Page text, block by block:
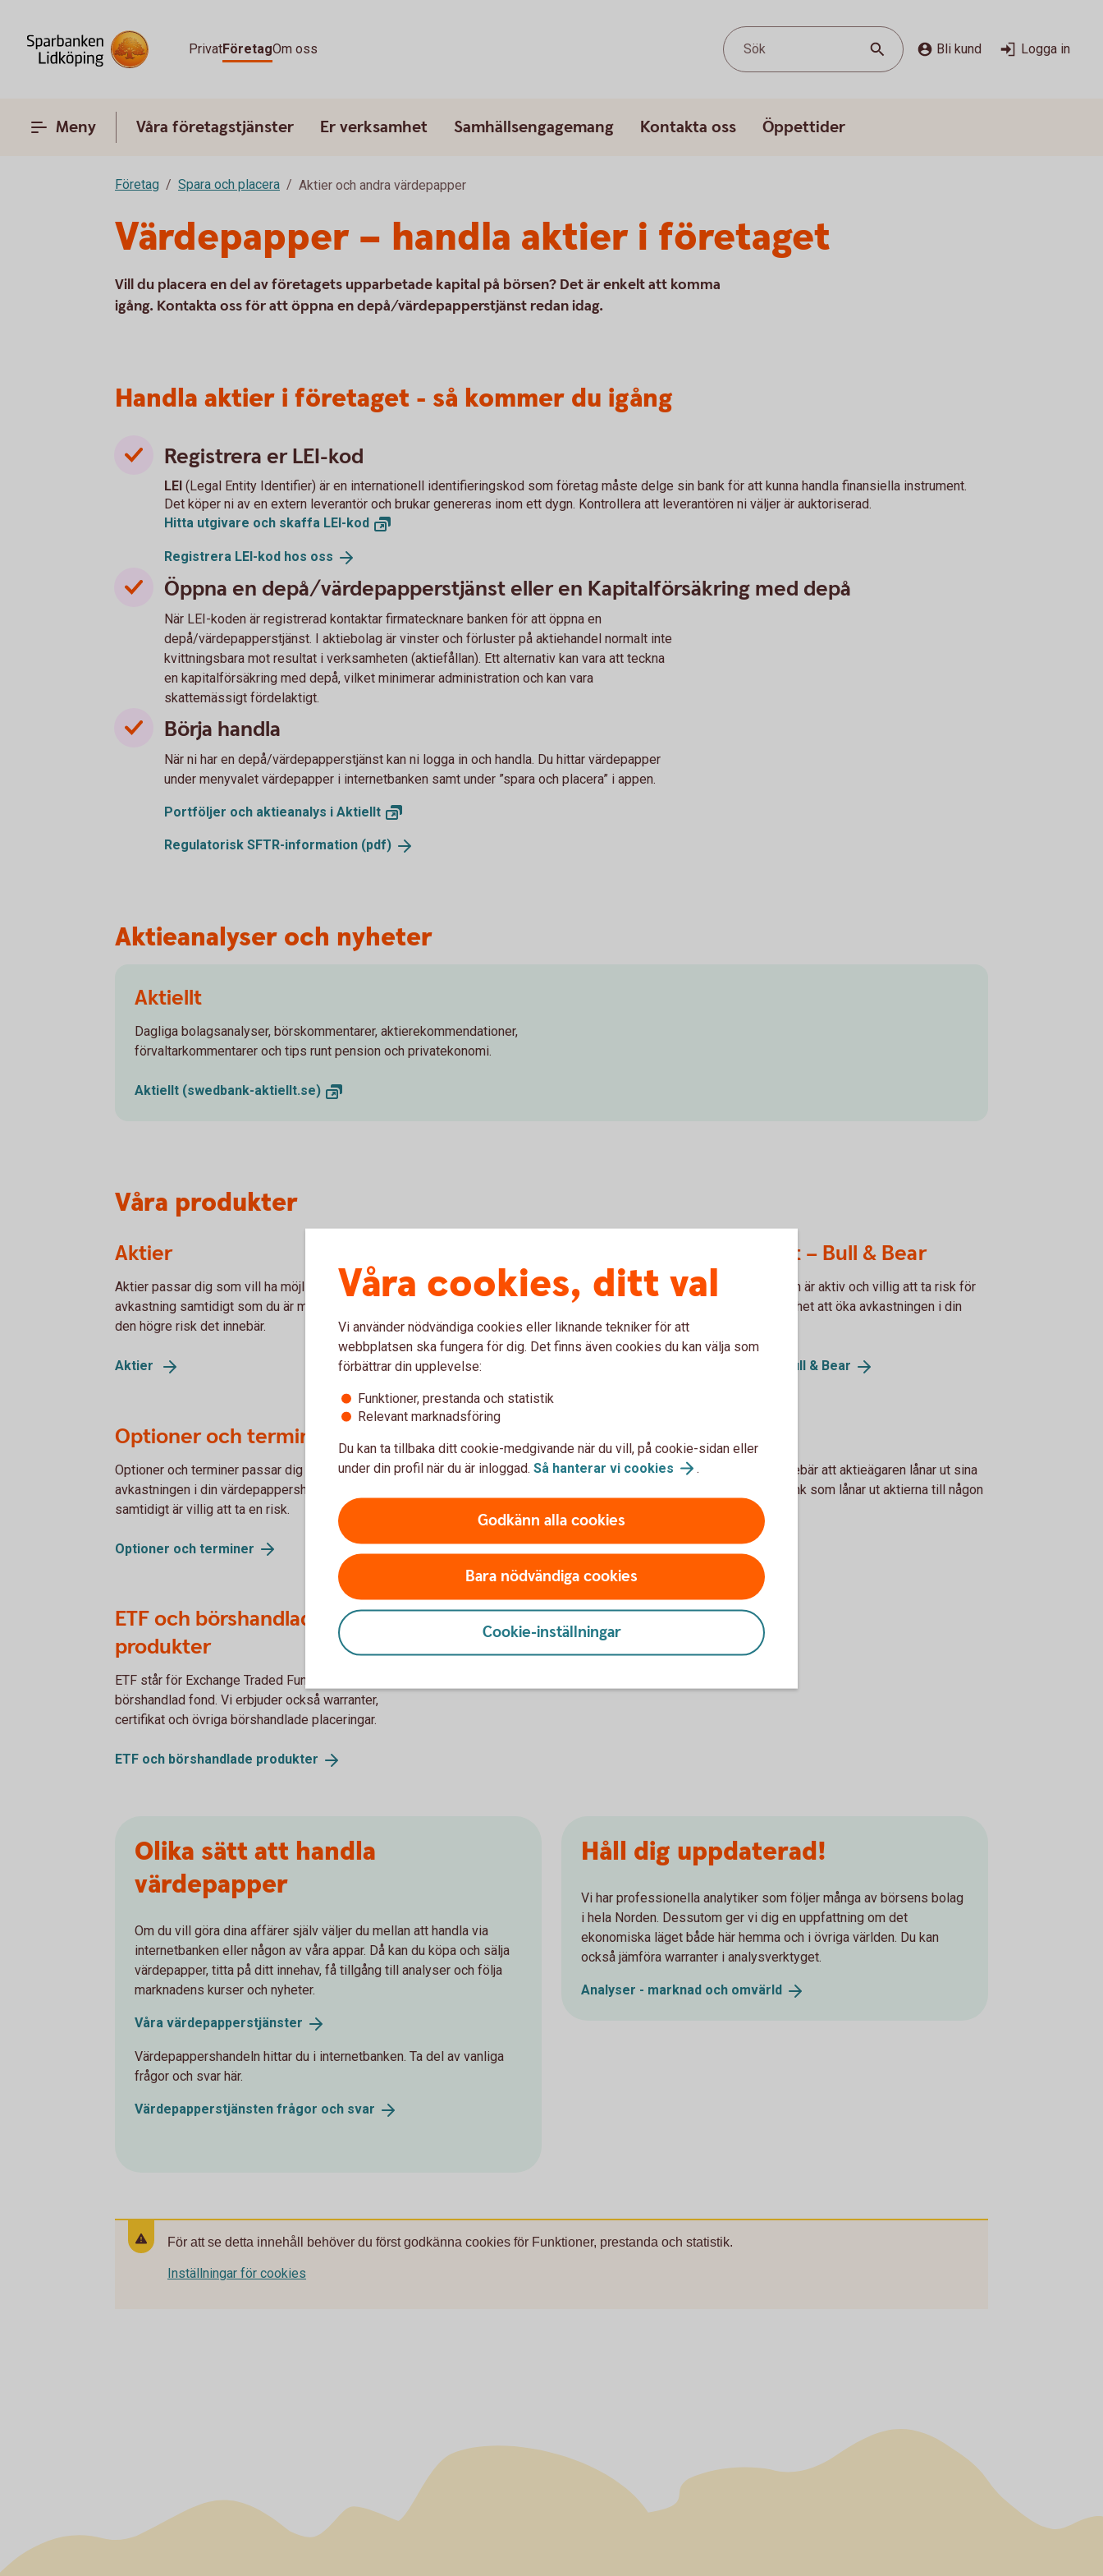
PrivatFöretagOm oss Sök Bli kund Logga in
Meny Våra företagstjänster Er verksamhet Samhällsengagemang Kontakta oss Öppettider
Företag Spara och placera Aktier och andra värdepapper
Värdepapper – handla aktier i företaget
Vill du placera en del av företagets upparbetade kapital på börsen? Det är enkelt att komma
igång. Kontakta oss för att öppna en depå/värdepapperstjänst redan idag.
Handla aktier i företaget - så kommer du igång
Registrera er LEI-kod
LEI (Legal Entity Identifier) är en internationell identifieringskod som företag måste delge sin bank för att kunna handla finansiella instrument.
Det köper ni av en extern leverantör och brukar genereras inom ett dygn. Kontrollera att leverantören ni väljer är auktoriserad.
Hitta utgivare och skaffa LEI-kod
Registrera LEI-kod hos oss
Öppna en depå/värdepapperstjänst eller en Kapitalförsäkring med depå
När LEI-koden är registrerad kontaktar firmatecknare banken för att öppna en
depå/värdepapperstjänst. I aktiebolag är vinster och förluster på aktiehandel normalt inte
kvittningsbara mot resultat i verksamheten (aktiefållan). Ett alternativ kan vara att teckna
en kapitalförsäkring med depå, vilket minimerar administration och kan vara
skattemässigt fördelaktigt.
Börja handla
När ni har en depå/värdepapperstjänst kan ni logga in och handla. Du hittar värdepapper
under menyvalet värdepapper i internetbanken samt under ”spara och placera” i appen.
Portföljer och aktieanalys i Aktiellt
Regulatorisk SFTR-information (pdf)
Aktieanalyser och nyheter
Aktiellt
Dagliga bolagsanalyser, börskommentarer, aktierekommendationer,
förvaltarkommentarer och tips runt pension och privatekonomi.
Aktiellt (swedbank-aktiellt.se)
Våra produkter
Aktier
Aktier passar dig som vill ha möjlighet till högre
avkastning samtidigt som du är medveten om
den högre risk det innebär.
Aktier
Optioner och terminer
Optioner och terminer passar dig som vill öka
avkastningen i din värdepappershandel och
samtidigt är villig att ta en risk.
Optioner och terminer
ETF och börshandlade
produkter
ETF står för Exchange Traded Fund, en
börshandlad fond. Vi erbjuder också warranter,
certifikat och övriga börshandlade placeringar.
ETF och börshandlade produkter
Ränteplaceringar passar dig som vill placera
Ränteplaceringar
Warranter
Med warranter tar du del av aktiers
värdeförändring utan att köpa själva aktien.
Certifikat – Bull & Bear
Passar dig som är aktiv och villig att ta risk för
att ha en möjlighet att öka avkastningen i din
Certifikat – Bull & Bear
Aktielån
Ett aktielån innebär att aktieägaren lånar ut sina
aktier till en bank som lånar ut aktierna till någon
Aktielån
Olika sätt att handla
värdepapper
Om du vill göra dina affärer själv väljer du mellan att handla via
internetbanken eller någon av våra appar. Då kan du köpa och sälja
värdepapper, titta på ditt innehav, få tillgång till analyser och följa
marknadens kurser och nyheter.
Våra värdepapperstjänster
Värdepappershandeln hittar du i internetbanken. Ta del av vanliga
frågor och svar här.
Värdepapperstjänsten frågor och svar
Håll dig uppdaterad!
Vi har professionella analytiker som följer många av börsens bolag
i hela Norden. Dessutom ger vi dig en uppfattning om det
ekonomiska läget både här hemma och i övriga världen. Du kan
också jämföra warranter i analysverktyget.
Analyser - marknad och omvärld
För att se detta innehåll behöver du först godkänna cookies för Funktioner, prestanda och statistik.
Inställningar för cookies
Våra cookies, ditt val
Vi använder nödvändiga cookies eller liknande tekniker för att
webbplatsen ska fungera för dig. Det finns även cookies du kan välja som
förbättrar din upplevelse:
Funktioner, prestanda och statistik
Relevant marknadsföring
Du kan ta tillbaka ditt cookie-medgivande när du vill, på cookie-sidan eller
under din profil när du är inloggad. Så hanterar vi cookies .
Godkänn alla cookies
Bara nödvändiga cookies
Cookie-inställningar